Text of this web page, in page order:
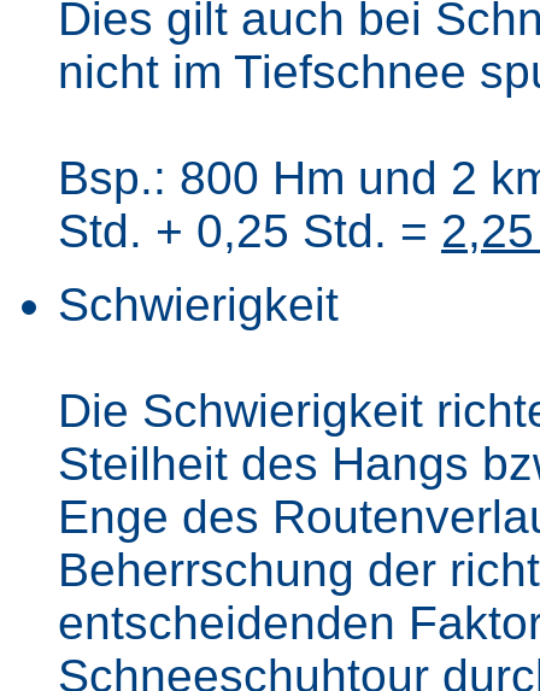
Dies gilt auch bei
nicht im Tiefschnee
Bsp.: 800 Hm und 2
Std. + 0,25 Std. =
Schwierigkeit
Die Schwierigkeit
Steilheit des Hangs
Enge des
Beherrschung der
entscheidenden
Schneeschuhtour